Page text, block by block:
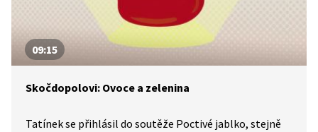
09:15
Skočdopolovi: Ovoce a zelenina
Tatínek se přihlásil do soutěže Poctivé jablko, stejně